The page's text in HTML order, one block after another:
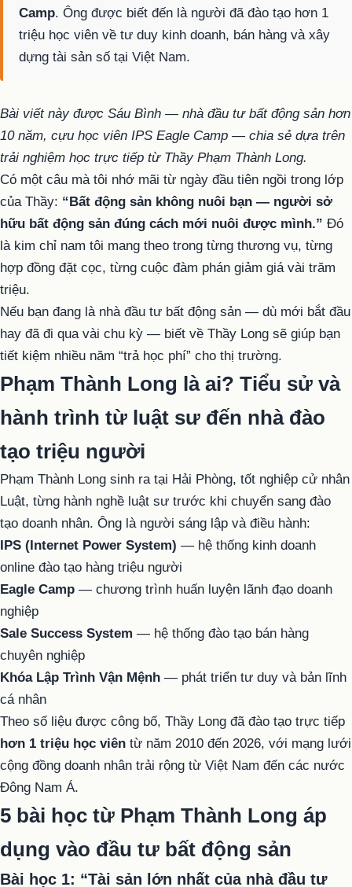
Camp. Ông được biết đến là người đã đào tạo hơn 1
triệu học viên về tư duy kinh doanh, bán hàng và xây
dựng tài sản số tại Việt Nam.
Bài viết này được Sáu Bình — nhà đầu tư bất động sản hơn
10 năm, cựu học viên IPS Eagle Camp — chia sẻ dựa trên
trải nghiệm học trực tiếp từ Thầy Phạm Thành Long.
Có một câu mà tôi nhớ mãi từ ngày đầu tiên ngồi trong lớp
của Thầy: “Bất động sản không nuôi bạn — người sở
hữu bất động sản đúng cách mới nuôi được mình.” Đó
là kim chỉ nam tôi mang theo trong từng thương vụ, từng
hợp đồng đặt cọc, từng cuộc đàm phán giảm giá vài trăm
triệu.
Nếu bạn đang là nhà đầu tư bất động sản — dù mới bắt đầu
hay đã đi qua vài chu kỳ — biết về Thầy Long sẽ giúp bạn
tiết kiệm nhiều năm “trả học phí” cho thị trường.
Phạm Thành Long là ai? Tiểu sử và
hành trình từ luật sư đến nhà đào
tạo triệu người
Phạm Thành Long sinh ra tại Hải Phòng, tốt nghiệp cử nhân
Luật, từng hành nghề luật sư trước khi chuyển sang đào
tạo doanh nhân. Ông là người sáng lập và điều hành:
IPS (Internet Power System) — hệ thống kinh doanh
online đào tạo hàng triệu người
Eagle Camp — chương trình huấn luyện lãnh đạo doanh
nghiệp
Sale Success System — hệ thống đào tạo bán hàng
chuyên nghiệp
Khóa Lập Trình Vận Mệnh — phát triển tư duy và bản lĩnh
cá nhân
Theo số liệu được công bố, Thầy Long đã đào tạo trực tiếp
hơn 1 triệu học viên từ năm 2010 đến 2026, với mạng lưới
cộng đồng doanh nhân trải rộng từ Việt Nam đến các nước
Đông Nam Á.
5 bài học từ Phạm Thành Long áp
dụng vào đầu tư bất động sản
Bài học 1: “Tài sản lớn nhất của nhà đầu tư